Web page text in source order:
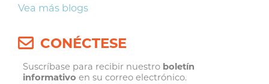
Vea más blogs
CONÉCTESE
Suscríbase para recibir nuestro boletín
informativo en su correo electrónico.